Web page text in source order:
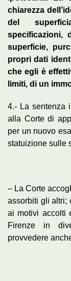
chiarezza
del
specificazioni,
superficie,
propri dati
che egli è
limiti, di un
4.- La sentenza
alla Corte di
per un nuovo
statuizione sulle
– La Corte
assorbiti gli altri;
ai motivi accolti
Firenze in
provvedere